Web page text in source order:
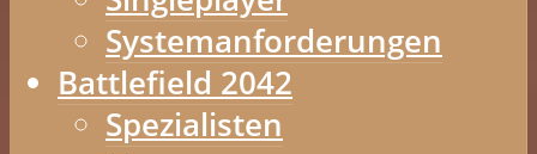
Systemanforderungen
Battlefield 2042
Spezialisten